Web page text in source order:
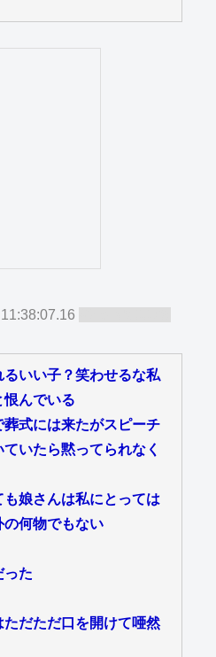
るいい子？笑わせるな私
恨んでいる
式には来たがスピーチ
いたら黙ってられなく
娘さんは私にとっては
何物でもない
った
だただ口を開けて唖然